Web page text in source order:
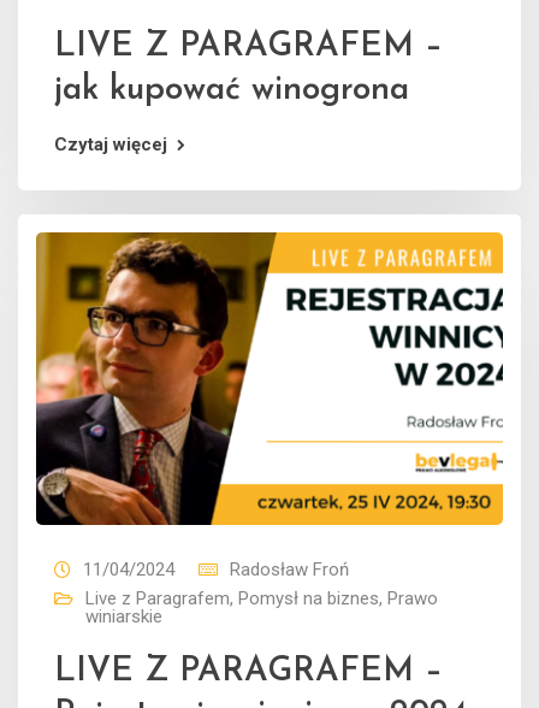
LIVE Z PARAGRAFEM –
jak kupować winogrona
Czytaj więcej
11/04/2024
Radosław Froń
Live z Paragrafem, Pomysł na biznes, Prawo
winiarskie
LIVE Z PARAGRAFEM –